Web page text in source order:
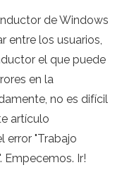
de Windows
entre los usuarios,
el que puede
en la
no es difícil
artículo
error "Trabajo
Empecemos. Ir!